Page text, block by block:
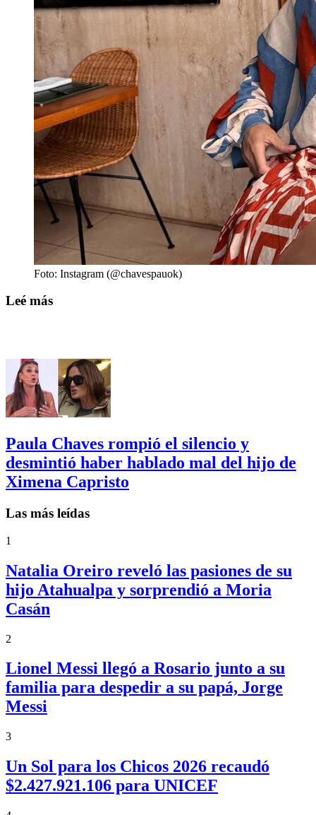
Foto: Instagram (@chavespauok)
Leé más
Paula Chaves rompió el silencio y
desmintió haber hablado mal del hijo de
Ximena Capristo
Las más leídas
1
Natalia Oreiro reveló las pasiones de su
hijo Atahualpa y sorprendió a Moria
Casán
2
Lionel Messi llegó a Rosario junto a su
familia para despedir a su papá, Jorge
Messi
3
Un Sol para los Chicos 2026 recaudó
$2.427.921.106 para UNICEF